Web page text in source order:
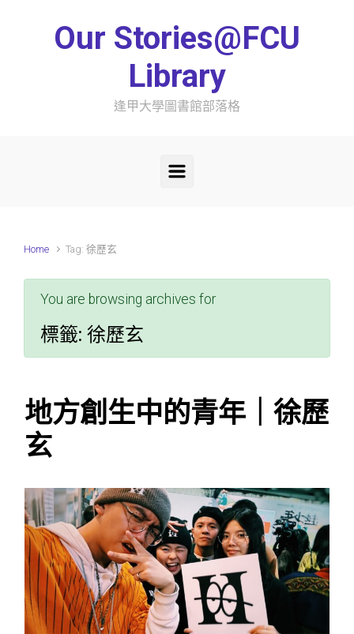
Our Stories@FCU
Library
逢甲大學圖書館部落格
Home Tag: 徐歷玄
You are browsing archives for
標籤: 徐歷玄
地方創生中的青年｜徐歷
玄